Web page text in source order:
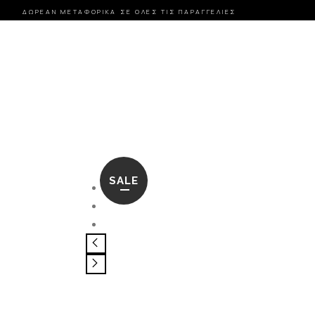
ΔΩΡΕΑΝ ΜΕΤΑΦΟΡΙΚΑ ΣΕ ΟΛΕΣ ΤΙΣ ΠΑΡΑΓΓΕΛΙΕΣ
SALE